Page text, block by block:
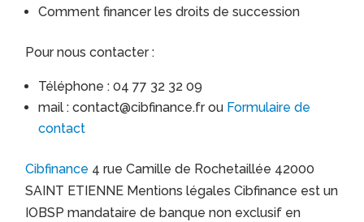
Comment financer les droits de succession
Pour nous contacter :
Téléphone : 04 77 32 32 09
mail : contact@cibfinance.fr ou Formulaire de
contact
Cibfinance 4 rue Camille de Rochetaillée 42000
SAINT ETIENNE Mentions légales Cibfinance est un
IOBSP mandataire de banque non exclusif en